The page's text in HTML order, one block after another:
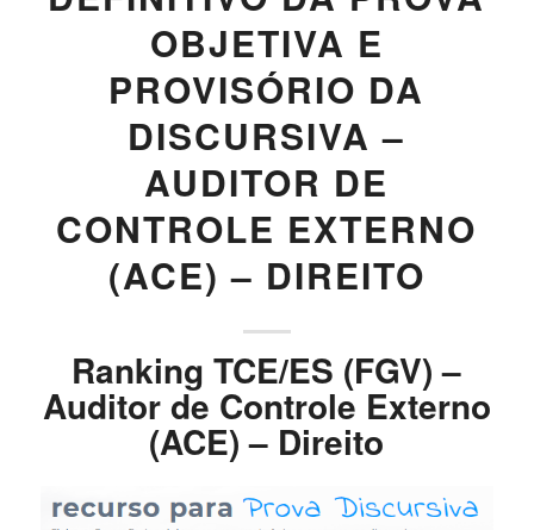
OBJETIVA E
PROVISÓRIO DA
DISCURSIVA –
AUDITOR DE
CONTROLE EXTERNO
(ACE) – DIREITO
Ranking TCE/ES (FGV) –
Auditor de Controle Externo
(ACE) – Direito